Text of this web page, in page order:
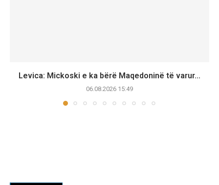
Levica: Mickoski e ka bërë Maqedoninë të varur...
06.08.2026 15:49